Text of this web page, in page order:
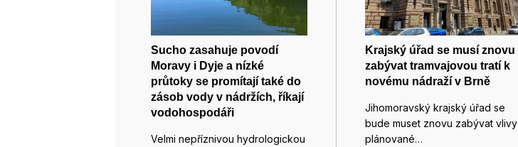
Sucho zasahuje povodí
Moravy i Dyje a nízké
průtoky se promítají také do
zásob vody v nádržích, říkají
vodohospodáři
Velmi nepříznivou hydrologickou
Krajský úřad se musí znovu
zabývat tramvajovou tratí k
novému nádraží v Brně
Jihomoravský krajský úřad se
bude muset znovu zabývat vlivy
plánované…